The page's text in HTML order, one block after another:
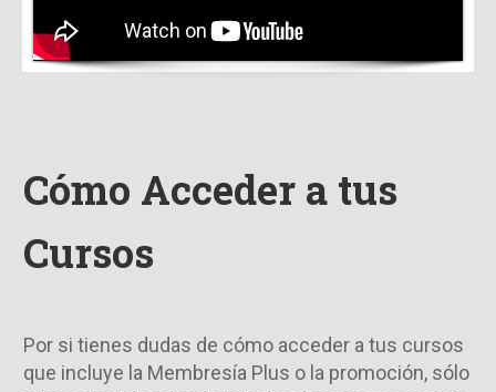
Cómo Acceder a tus
Cursos
Por si tienes dudas de cómo acceder a tus cursos
que incluye la Membresía Plus o la promoción, sólo